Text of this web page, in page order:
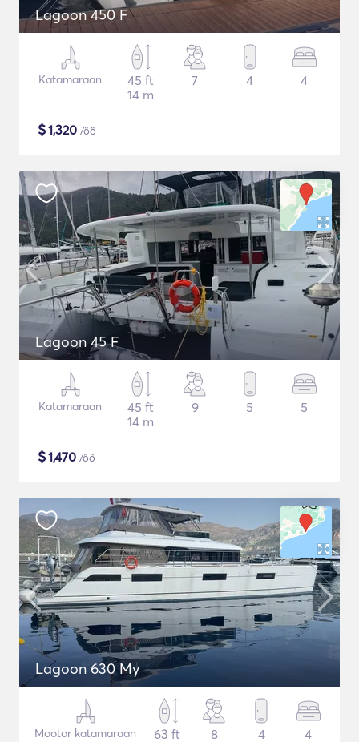
Lagoon 450 F
Katamaraan
45 ft
14 m
7 4 4
$1,320 /öö
Lagoon 45 F
Katamaraan
45 ft
14 m
9 5 5
$1,470 /öö
Lagoon 630 My
Mootor katamaraan
63 ft
8 4 4